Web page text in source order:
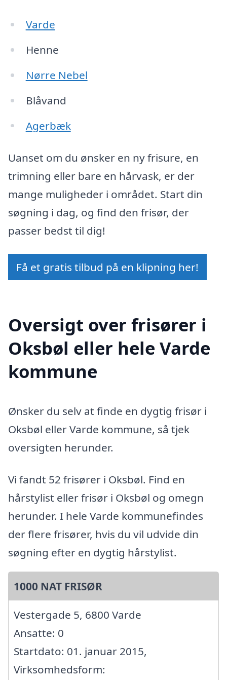
Varde
Henne
Nørre Nebel
Blåvand
Agerbæk
Uanset om du ønsker en ny frisure, en
trimning eller bare en hårvask, er der
mange muligheder i området. Start din
søgning i dag, og find den frisør, der
passer bedst til dig!
Få et gratis tilbud på en klipning her!
Oversigt over frisører i
Oksbøl eller hele Varde
kommune
Ønsker du selv at finde en dygtig frisør i
Oksbøl eller Varde kommune, så tjek
oversigten herunder.
Vi fandt 52 frisører i Oksbøl. Find en
hårstylist eller frisør i Oksbøl og omegn
herunder. I hele Varde kommunefindes
der flere frisører, hvis du vil udvide din
søgning efter en dygtig hårstylist.
1000 NAT FRISØR
Vestergade 5, 6800 Varde
Ansatte: 0
Startdato: 01. januar 2015,
Virksomhedsform: